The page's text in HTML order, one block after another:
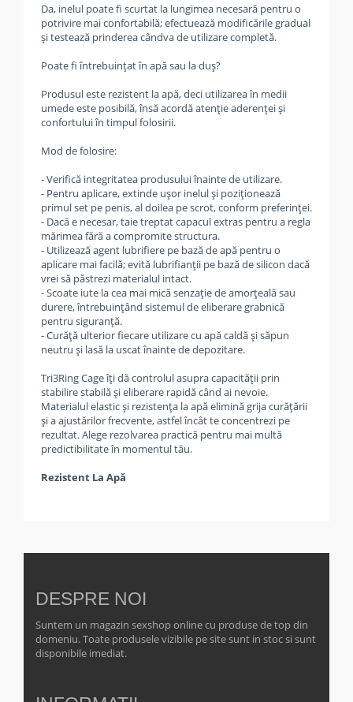
Da, inelul poate fi scurtat la lungimea necesară pentru o
potrivire mai confortabilă; efectuează modificările gradual
și testează prinderea cândva de utilizare completă.
Poate fi întrebuințat în apă sau la duș?
Produsul este rezistent la apă, deci utilizarea în medii
umede este posibilă, însă acordă atenție aderenței și
confortului în timpul folosirii.
Mod de folosire:
- Verifică integritatea produsului înainte de utilizare.
- Pentru aplicare, extinde ușor inelul și poziționează
primul set pe penis, al doilea pe scrot, conform preferinței.
- Dacă e necesar, taie treptat capacul extras pentru a regla
mărimea fără a compromite structura.
- Utilizează agent lubrifiere pe bază de apă pentru o
aplicare mai facilă; evită lubrifianții pe bază de silicon dacă
vrei să păstrezi materialul intact.
- Scoate iute la cea mai mică senzație de amorțeală sau
durere, întrebuințând sistemul de eliberare grabnică
pentru siguranță.
- Curăță ulterior fiecare utilizare cu apă caldă și săpun
neutru și lasă la uscat înainte de depozitare.
Tri3Ring Cage îți dă controlul asupra capacității prin
stabilire stabilă și eliberare rapidă când ai nevoie.
Materialul elastic și rezistența la apă elimină grija curățării
și a ajustărilor frecvente, astfel încât te concentrezi pe
rezultat. Alege rezolvarea practică pentru mai multă
predictibilitate în momentul tău.
Rezistent La Apă
DESPRE NOI
Suntem un magazin sexshop online cu produse de top din
domeniu. Toate produsele vizibile pe site sunt in stoc si sunt
disponibile imediat.